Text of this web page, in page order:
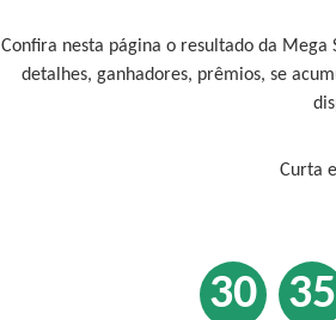
Confira nesta página o resultado da Mega
detalhes, ganhadores, prêmios, se
Curta
30 35